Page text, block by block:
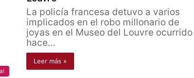
La policía francesa detuvo a varios
implicados en el robo millonario de
joyas en el Museo del Louvre ocurrido
hace…
Leer más »